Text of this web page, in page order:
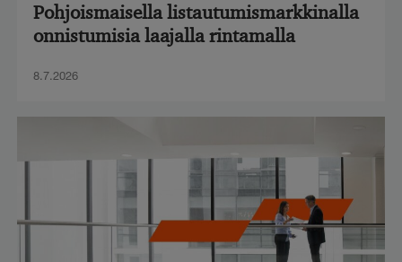
Pohjoismaisella listautumismarkkinalla
onnistumisia laajalla rintamalla
8.7.2026